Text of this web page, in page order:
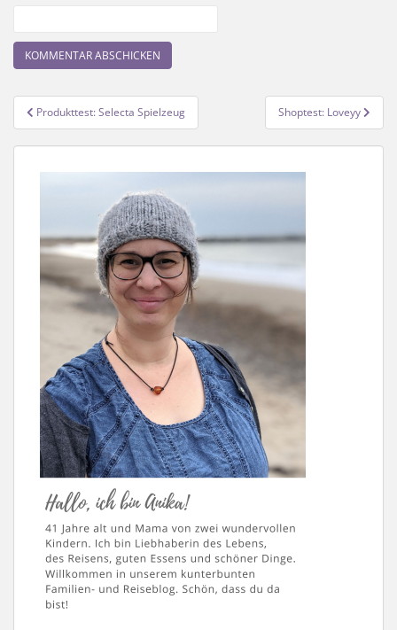
Beitragsnavigation
Produkttest: Selecta Spielzeug Shoptest: Loveyy